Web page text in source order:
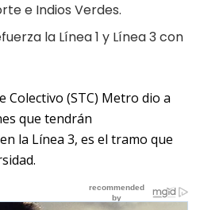
e Indios Verdes.
la Línea 1 y Línea 3 con
Colectivo (STC) Metro dio a
que tendrán
la Línea 3, es el tramo que